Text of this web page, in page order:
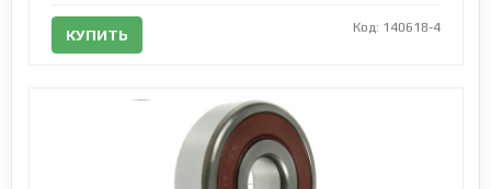
КУПИТЬ Код: 140618-4